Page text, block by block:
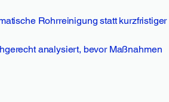
Rohrreinigung statt kurzfristiger
analysiert, bevor Maßnahmen